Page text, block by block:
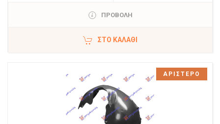
ΠΡΟΒΟΛΗ
ΣΤΟ ΚΑΛΆΘΙ
ΑΡΙΣΤΕΡΟ